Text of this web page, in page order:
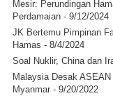
Mesir: Perundingan
Perdamaian - 9/12/2024
JK Bertemu Pimpinan
Hamas - 8/4/2024
Soal Nuklir, China dan
Malaysia Desak
Myanmar - 9/20/2022